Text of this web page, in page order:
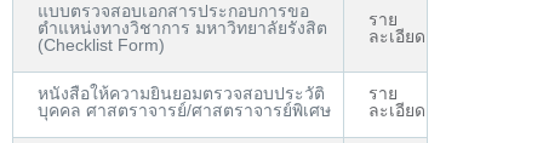
แบบตรวจสอบเอกสารประกอบการขอ
ตำแหน่งทางวิชาการ มหาวิทยาลัยรังสิต
(Checklist Form)
ราย
ละเอียด
หนังสือให้ความยินยอมตรวจสอบประวัติ
บุคคล ศาสตราจารย์/ศาสตราจารย์พิเศษ
ราย
ละเอียด